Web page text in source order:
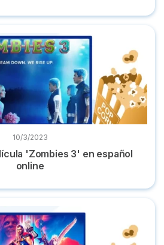
3' en español online
10/3/2023
'Zombies 3' en español
online
Thunder' online en castellano